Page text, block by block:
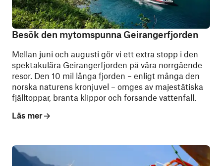
Besök den mytomspunna Geirangerfjorden
Mellan juni och augusti gör vi ett extra stopp i den
spektakulära Geirangerfjorden på våra norrgående
resor. Den 10 mil långa fjorden – enligt många den
norska naturens kronjuvel – omges av majestätiska
fjälltoppar, branta klippor och forsande vattenfall.
Läs mer